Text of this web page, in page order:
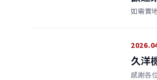
如需實
久洋
感謝各